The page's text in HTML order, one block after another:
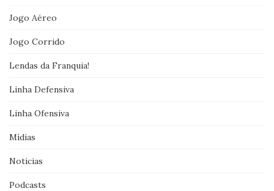
Jogo Aéreo
Jogo Corrido
Lendas da Franquia!
Linha Defensiva
Linha Ofensiva
Mídias
Noticias
Podcasts